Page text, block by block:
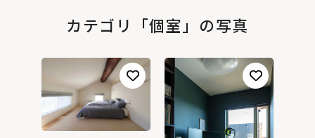
カテゴリ「個室」の写真